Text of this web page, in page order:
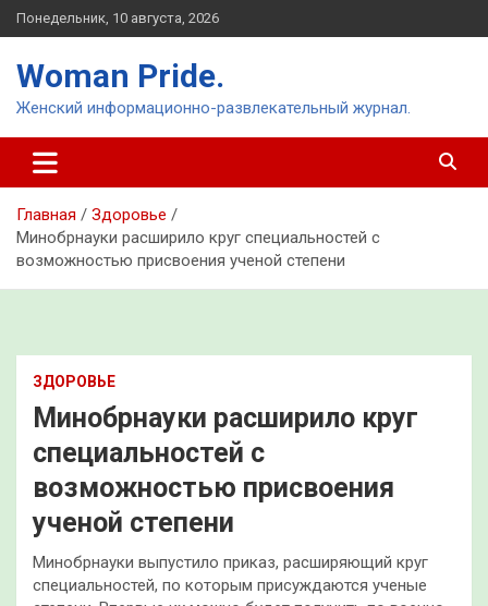
Перейти
к
Понедельник, 10 августа, 2026
Woman Pride.
Женский информационно-развлекательный журнал.
Главная
Здоровье
Минобрнауки расширило круг специальностей с
возможностью присвоения ученой степени
ЗДОРОВЬЕ
Минобрнауки расширило круг
специальностей с
возможностью присвоения
ученой степени
Минобрнауки выпустило приказ, расширяющий круг
специальностей, по которым присуждаются ученые